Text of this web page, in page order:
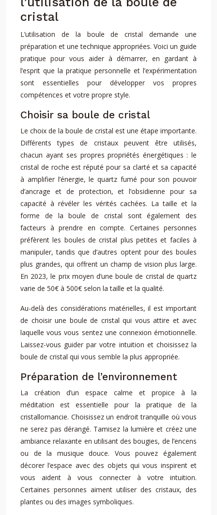
cristal
L’utilisation de la boule de cristal demande une
préparation et une technique appropriées. Voici un guide
pratique pour vous aider à démarrer, en gardant à
l’esprit que la pratique personnelle et l’expérimentation
sont essentielles pour développer vos propres
compétences et votre propre style.
Choisir sa boule de cristal
Le choix de la boule de cristal est une étape importante.
Différents types de cristaux peuvent être utilisés,
chacun ayant ses propres propriétés énergétiques : le
cristal de roche est réputé pour sa clarté et sa capacité
à amplifier l’énergie, le quartz fumé pour son pouvoir
d’ancrage et de protection, et l’obsidienne pour sa
capacité à révéler les vérités cachées. La taille et la
forme de la boule de cristal sont également des
facteurs à prendre en compte. Certaines personnes
préfèrent les boules de cristal plus petites et faciles à
manipuler, tandis que d’autres optent pour des boules
plus grandes, qui offrent un champ de vision plus large.
En 2023, le prix moyen d’une boule de cristal de quartz
varie de 50€ à 500€ selon la taille et la qualité.
Au-delà des considérations matérielles, il est important
de choisir une boule de cristal qui vous attire et avec
laquelle vous vous sentez une connexion émotionnelle.
Laissez-vous guider par votre intuition et choisissez la
boule de cristal qui vous semble la plus appropriée.
Préparation de l’environnement
La création d’un espace calme et propice à la
méditation est essentielle pour la pratique de la
cristallomancie. Choisissez un endroit tranquille où vous
ne serez pas dérangé. Tamisez la lumière et créez une
ambiance relaxante en utilisant des bougies, de l’encens
ou de la musique douce. Vous pouvez également
décorer l’espace avec des objets qui vous inspirent et
vous aident à vous connecter à votre intuition.
Certaines personnes aiment utiliser des cristaux, des
plantes ou des images symboliques.